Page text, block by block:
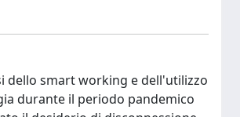
dello smart working e dell'utilizzo
durante il periodo pandemico